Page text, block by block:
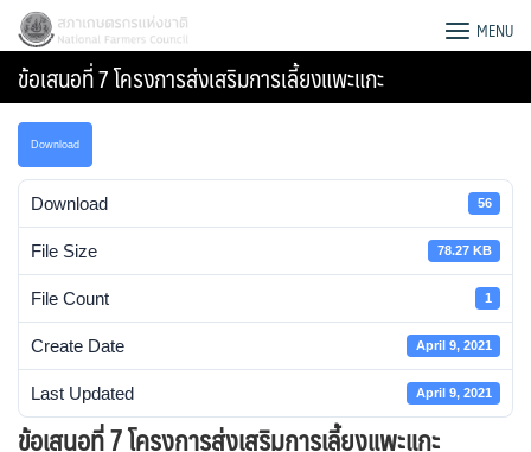
Skip
content
สภาเกษตรกรแห่งชาติ MENU
ข้อเสนอที่ 7 โครงการส่งเสริมการเลี้ยงแพะแกะ
Download
Download 56
File Size 78.27 KB
File Count 1
Create Date April 9, 2021
Last Updated April 9, 2021
ข้อเสนอที่ 7 โครงการส่งเสริมการเลี้ยงแพะแกะ